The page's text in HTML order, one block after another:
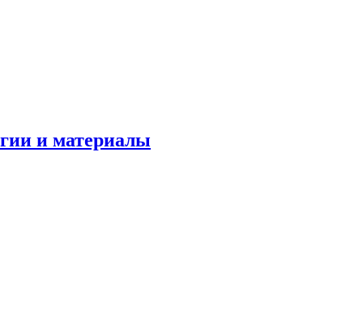
и материалы